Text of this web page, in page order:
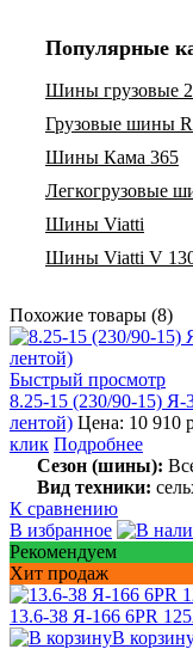
Популярные
Шины грузовые
Грузовые шины
Шины Кама 365
Легкогрузовые
Шины Viatti
Шины Viatti V
Похожие товары (8)
Быстрый просмотр
8.25-15 (230/90-15) Я-
лентой) Цена: 10 910
клик Подробнее
Сезон (шины):
Вид техники:
К сравнению
В избранное
Рекомендуем
Хит продаж
13.6-38 Я-166 6PR
В